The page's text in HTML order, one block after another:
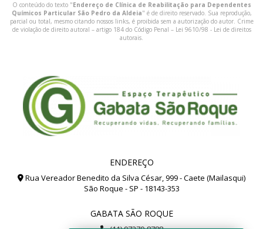
O conteúdo do texto "Endereço de Clínica de Reabilitação para Dependentes
Químicos Particular São Pedro da Aldeia" é de direito reservado. Sua reprodução,
parcial ou total, mesmo citando nossos links, é proibida sem a autorização do autor. Crime
de violação de direito autoral – artigo 184 do Código Penal – Lei 9610/98 - Lei de direitos
autorais.
ENDEREÇO
Rua Vereador Benedito da Silva César, 999 - Caete (Mailasqui)
São Roque - SP - 18143-353
GABATA SÃO ROQUE